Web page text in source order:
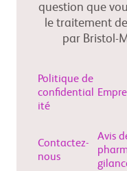
question que
le traitement
par Bristol-
Politique de
confidential
ité
Contactez-
nous
Avis